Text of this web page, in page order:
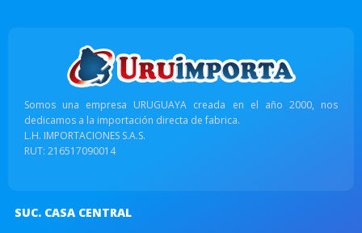
Somos una empresa URUGUAYA creada en el año 2000, nos
dedicamos a la importación directa de fabrica.
L.H. IMPORTACIONES S.A.S.
RUT: 216517090014
SUC. CASA CENTRAL